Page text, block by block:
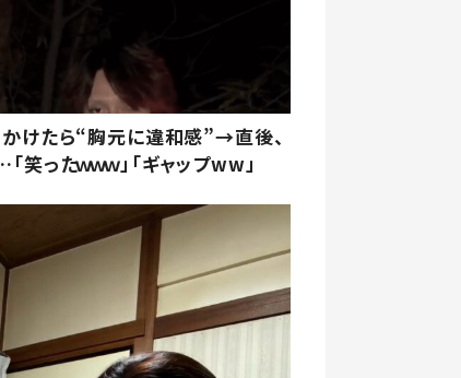
かけたら“胸元に違和感”→直後、
笑ったｗｗｗ」「ギャップww」